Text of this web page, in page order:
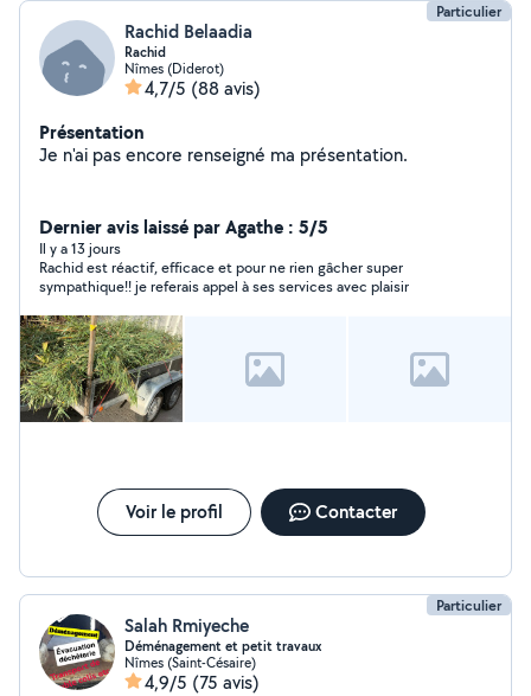
Particulier
Rachid Belaadia
Rachid
Nîmes (Diderot)
4,7/5 (88 avis)
Présentation
Je n'ai pas encore renseigné ma présentation.
Dernier avis laissé par Agathe : 5/5
Il y a 13 jours
Rachid est réactif, efficace et pour ne rien gâcher super
sympathique!! je referais appel à ses services avec plaisir
Voir le profil Contacter
Particulier
Salah Rmiyeche
Déménagement et petit travaux
Nîmes (Saint-Césaire)
4,9/5 (75 avis)